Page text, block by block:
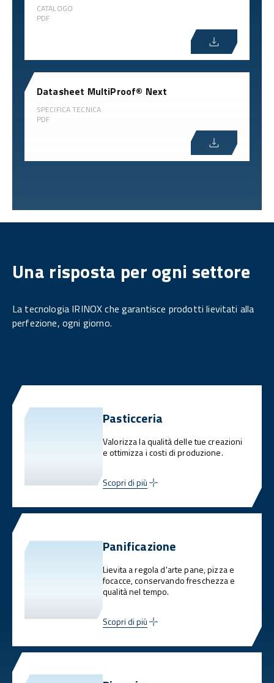
CATALOGO
PDF
Datasheet MultiProof® Next
SPECIFICA TECNICA
PDF
Una risposta per ogni settore
La tecnologia IRINOX che garantisce prodotti lievitati alla
perfezione, ogni giorno.
Pasticceria
Valorizza la qualità delle tue creazioni
e ottimizza i costi di produzione.
Scopri di più
Panificazione
Lievita a regola d'arte pane, pizza e
focacce, conservando freschezza e
qualità nel tempo.
Scopri di più